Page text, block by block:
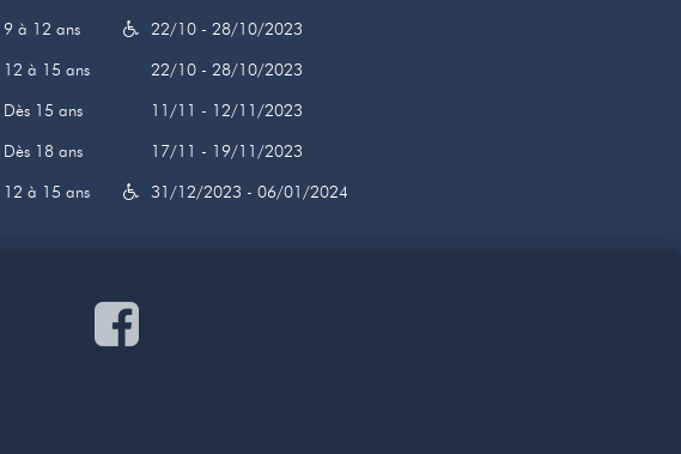
9 à 12 ans
22/10 - 28/10/2023
12 à 15 ans
22/10 - 28/10/2023
Dès 15 ans
11/11 - 12/11/2023
Dès 18 ans
17/11 - 19/11/2023
12 à 15 ans 31/12/2023 - 06/01/2024